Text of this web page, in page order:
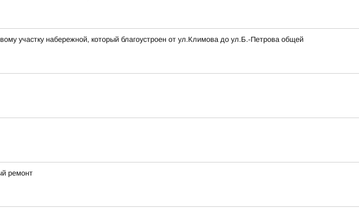
участку набережной, который благоустроен от ул.Климова до ул.Б.-Петрова общей
ремонт